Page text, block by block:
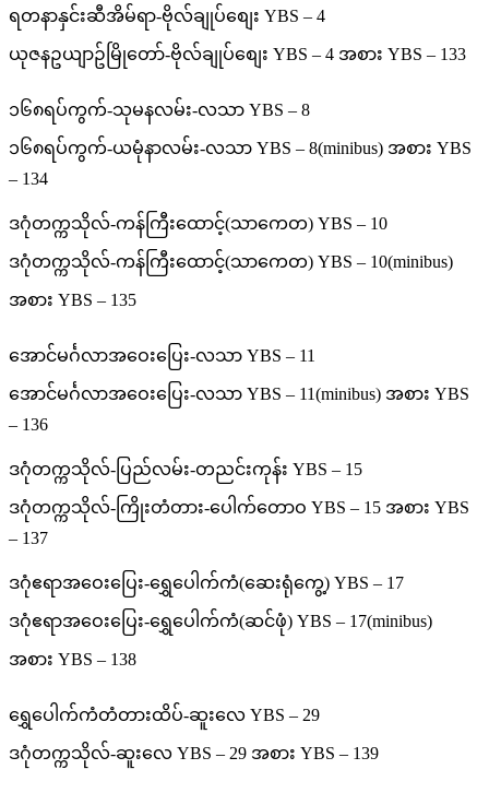
ရတနာနှင်းဆီအိမ်ရာ-ဗိုလ်ချုပ်စျေး YBS – 4
ယုဇနဥယျာဥ်မြိုတော်-ဗိုလ်ချုပ်စျေး YBS – 4 အစား YBS – 133
၁၆၈ရပ်ကွက်-သုမနလမ်း-လသာ YBS – 8
၁၆၈ရပ်ကွက်-ယမုံနာလမ်း-လသာ YBS – 8(minibus) အစား YBS
– 134
ဒဂုံတက္ကသိုလ်-ကန်ကြီးထောင့်(သာကေတ) YBS – 10
ဒဂုံတက္ကသိုလ်-ကန်ကြီးထောင့်(သာကေတ) YBS – 10(minibus)
အစား YBS – 135
အောင်မင်္ဂလာအဝေးပြေး-လသာ YBS – 11
အောင်မင်္ဂလာအဝေးပြေး-လသာ YBS – 11(minibus) အစား YBS
– 136
ဒဂုံတက္ကသိုလ်-ပြည်လမ်း-တညင်းကုန်း YBS – 15
ဒဂုံတက္ကသိုလ်-ကြိုးတံတား-ပေါက်တောဝ YBS – 15 အစား YBS
– 137
ဒဂုံဧရာအဝေးပြေး-ရွှေပေါက်ကံ(ဆေးရုံကွေ့) YBS – 17
ဒဂုံဧရာအဝေးပြေး-ရွှေပေါက်ကံ(ဆင်ဖုံ) YBS – 17(minibus)
အစား YBS – 138
ရွှေပေါက်ကံတံတားထိပ်-ဆူးလေ YBS – 29
ဒဂုံတက္ကသိုလ်-ဆူးလေ YBS – 29 အစား YBS – 139